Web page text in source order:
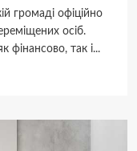
громаді офіційно
осіб.
фінансово, так і...